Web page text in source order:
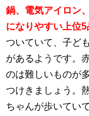
鍋、電気アイロン
になりやすい上位5
ついていて、子ど
があるようです。
のは難しいものが
つけきましょう。
ちゃんが歩いてい